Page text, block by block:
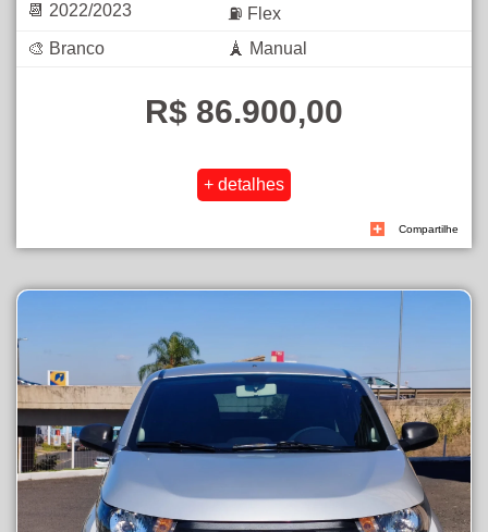
📆 2022/2023
⛽ Flex
🎨 Branco
🗼 Manual
R$ 86.900,00
Compartilhe